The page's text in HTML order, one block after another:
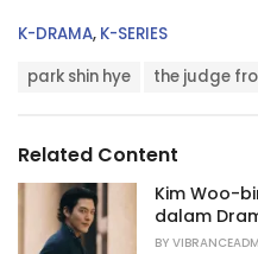
C
r
i
K-DRAMA, K-SERIES
:
park shin hye the judge
Related Content
Kim Woo-
dalam
BY